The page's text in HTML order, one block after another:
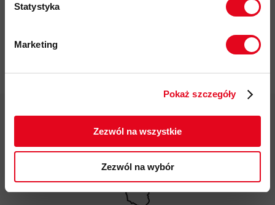
Statystyka
Marketing
Pokaż szczegóły
Zezwól na wszystkie
Zezwól na wybór
zgodnie z Polityką prywatności.